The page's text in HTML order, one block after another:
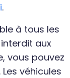
.
à tous les
aux
vous pouvez
véhicules